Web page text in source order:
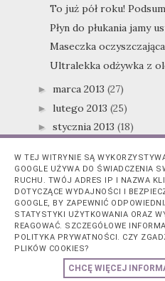
To już pół roku!
Płyn do płukania jamy
Maseczka
Ultralekka odżywka z
► marca 2013 (27)
► lutego 2013 (25)
► stycznia 2013 (18)
me & my
Nawilżający peeling
Po tej
W TEJ WITRYNIE SĄ
GOOGLE UŻYWA DO ŚWIADCZENIA
RUCHU. TWÓJ ADRES IP I NAZWA
DOTYCZĄCE WYDAJNOŚCI I
GOOGLE, BY ZAPEWNIĆ
STATYSTYKI UŻYTKOWANIA ORAZ
REAGOWAĆ. SZCZEGÓŁOWE
POLITYKA PRYWATNOŚCI. CZY
PLIKÓW COOKIES?
CHCĘ WIĘCEJ